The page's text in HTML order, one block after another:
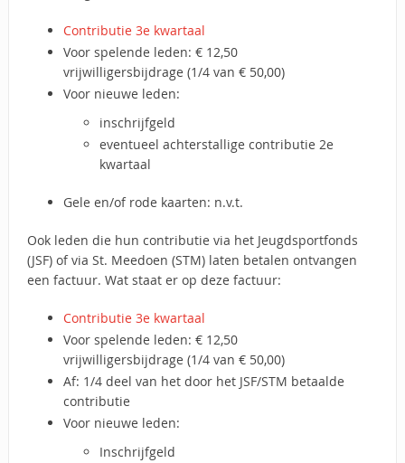
Contributie 3e kwartaal
Voor spelende leden: € 12,50
vrijwilligersbijdrage (1/4 van € 50,00)
Voor nieuwe leden:
inschrijfgeld
eventueel achterstallige contributie 2e
kwartaal
Gele en/of rode kaarten: n.v.t.
Ook leden die hun contributie via het Jeugdsportfonds
(JSF) of via St. Meedoen (STM) laten betalen ontvangen
een factuur. Wat staat er op deze factuur:
Contributie 3e kwartaal
Voor spelende leden: € 12,50
vrijwilligersbijdrage (1/4 van € 50,00)
Af: 1/4 deel van het door het JSF/STM betaalde
contributie
Voor nieuwe leden:
Inschrijfgeld